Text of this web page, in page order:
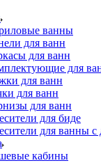
ванны
для ванн
для ванн
для
для ванн
для ванн
для ванн
для биде
для ванны
кабины